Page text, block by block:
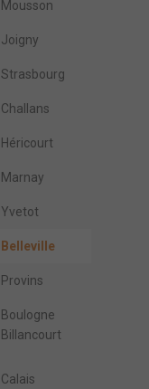
Mousson
Joigny
Strasbourg
Challans
Héricourt
Marnay
Yvetot
Belleville
Provins
Boulogne
Billancourt
Calais